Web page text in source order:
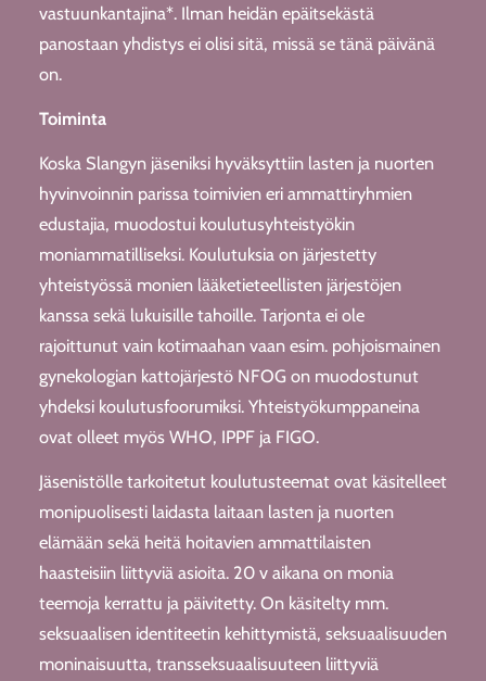
vastuunkantajina*. Ilman heidän epäitsekästä
panostaan yhdistys ei olisi sitä, missä se tänä päivänä
on.
Toiminta
Koska Slangyn jäseniksi hyväksyttiin lasten ja nuorten
hyvinvoinnin parissa toimivien eri ammattiryhmien
edustajia, muodostui koulutusyhteistyökin
moniammatilliseksi. Koulutuksia on järjestetty
yhteistyössä monien lääketieteellisten järjestöjen
kanssa sekä lukuisille tahoille. Tarjonta ei ole
rajoittunut vain kotimaahan vaan esim. pohjoismainen
gynekologian kattojärjestö NFOG on muodostunut
yhdeksi koulutusfoorumiksi. Yhteistyökumppaneina
ovat olleet myös WHO, IPPF ja FIGO.
Jäsenistölle tarkoitetut koulutusteemat ovat käsitelleet
monipuolisesti laidasta laitaan lasten ja nuorten
elämään sekä heitä hoitavien ammattilaisten
haasteisiin liittyviä asioita. 20 v aikana on monia
teemoja kerrattu ja päivitetty. On käsitelty mm.
seksuaalisen identiteetin kehittymistä, seksuaalisuuden
moninaisuutta, transseksuaalisuuteen liittyviä